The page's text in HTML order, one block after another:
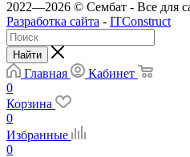
2022—2026 © Сембат - Все для
Разработка сайта - ITConstruct
Найти
Главная
Кабинет
0
Корзина
0
Избранные
0